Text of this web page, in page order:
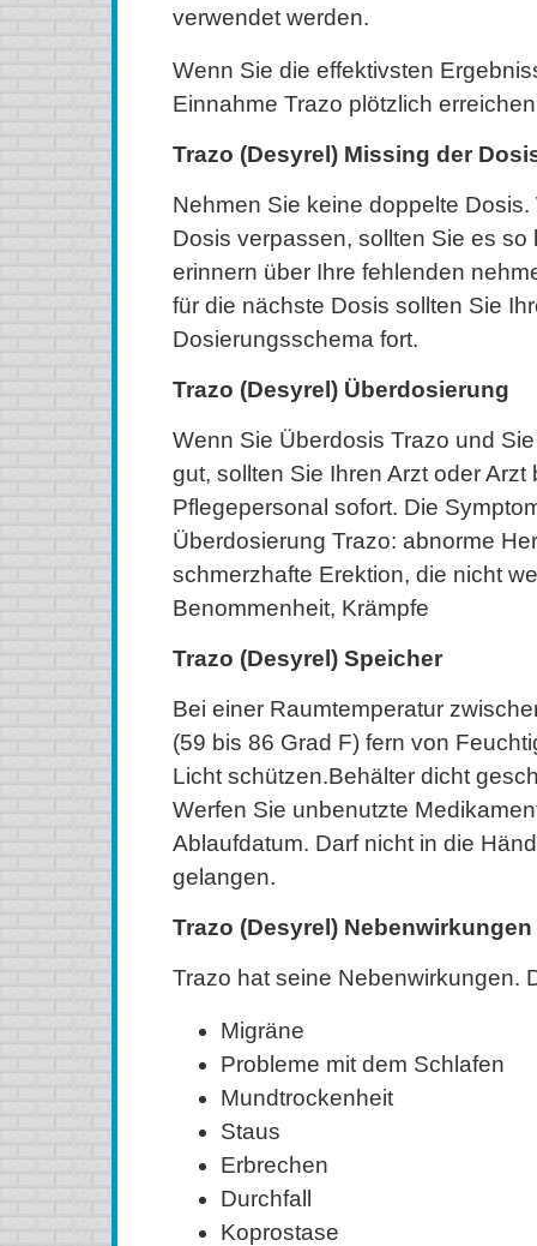
verwendet werden.
Wenn Sie die effektivsten
Einnahme Trazo plötzlich
Trazo (Desyrel) Missing der
Nehmen Sie keine doppelte
Dosis verpassen, sollten Sie es so
erinnern über Ihre fehlenden
für die nächste Dosis sollten Sie
Dosierungsschema fort.
Trazo (Desyrel) Überdosierung
Wenn Sie Überdosis Trazo und
gut, sollten Sie Ihren Arzt oder Arzt
Pflegepersonal sofort. Die
Überdosierung Trazo: abnorme
schmerzhafte Erektion, die nicht
Benommenheit, Krämpfe
Trazo (Desyrel) Speicher
Bei einer Raumtemperatur
(59 bis 86 Grad F) fern von
Licht schützen.Behälter dicht
Werfen Sie unbenutzte
Ablaufdatum. Darf nicht in die
gelangen.
Trazo (Desyrel) Nebenwirkungen
Trazo hat seine Nebenwirkungen.
Migräne
Probleme mit dem Schlafen
Mundtrockenheit
Staus
Erbrechen
Durchfall
Koprostase